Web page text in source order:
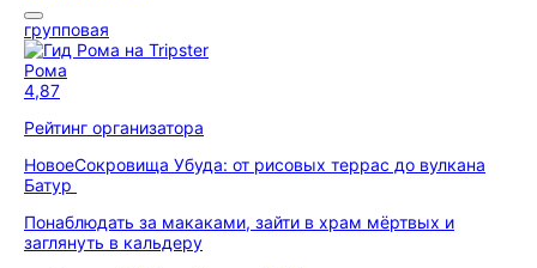
групповая
Рома
4,87
Рейтинг организатора
НовоеСокровища Убуда: от рисовых террас до вулкана
Батур
Понаблюдать за макаками, зайти в храм мёртвых и
заглянуть в кальдеру